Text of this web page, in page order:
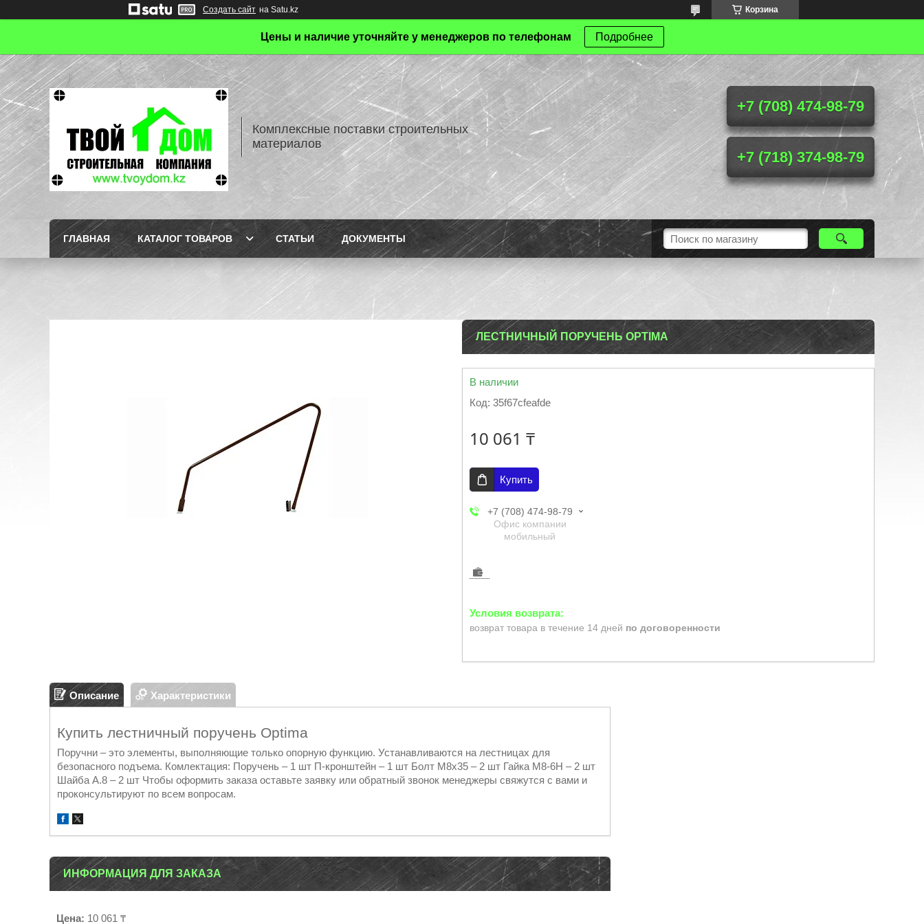
Создать сайт на Satu.kz Корзина
Цены и наличие уточняйте у менеджеров по телефонам Подробнее
Комплексные поставки строительных
материалов
+7 (708) 474-98-79
+7 (718) 374-98-79
ГЛАВНАЯ КАТАЛОГ ТОВАРОВ СТАТЬИ ДОКУМЕНТЫ
ЛЕСТНИЧНЫЙ ПОРУЧЕНЬ OPTIMA
В наличии
Код: 35f67cfeafde
10 061 ₸
Купить
+7 (708) 474-98-79
Офис компании
мобильный
возврат товара в течение 14 дней по договоренности
Описание Характеристики
Купить лестничный поручень Optima
Поручни – это элементы, выполняющие только опорную функцию. Устанавливаются на лестницах для
безопасного подъема. Комлектация: Поручень – 1 шт П-кронштейн – 1 шт Болт М8х35 – 2 шт Гайка М8-6Н – 2 шт
Шайба А.8 – 2 шт Чтобы оформить заказа оставьте заявку или обратный звонок менеджеры свяжутся с вами и
проконсультируют по всем вопросам.
ИНФОРМАЦИЯ ДЛЯ ЗАКАЗА
Цена: 10 061 ₸